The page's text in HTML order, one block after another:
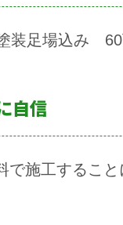
装足場込み 60
自信
で施工するこ